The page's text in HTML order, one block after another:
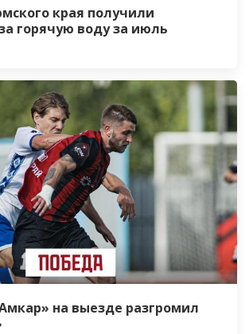
края получили
горячую воду за июль
на выезде разгромил